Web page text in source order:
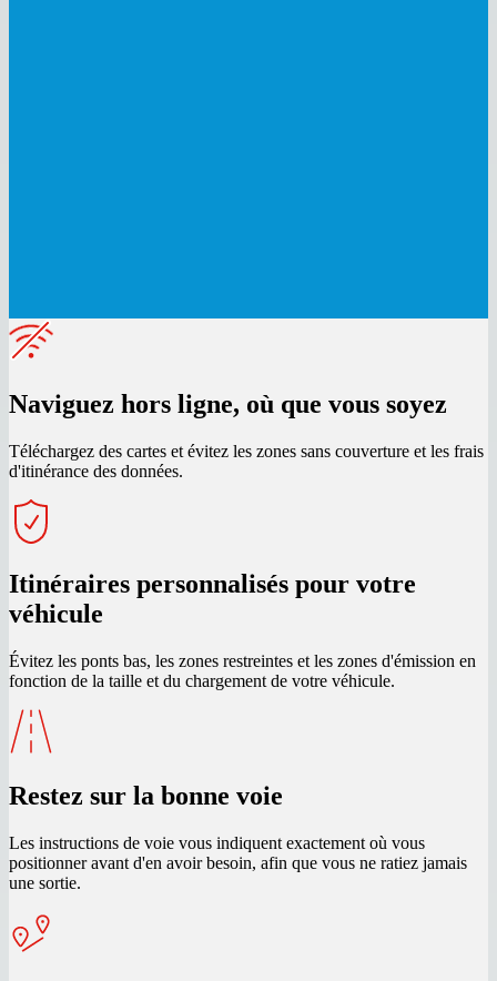
Naviguez hors ligne, où que vous soyez
Téléchargez des cartes et évitez les zones sans couverture et les frais
d'itinérance des données.
Itinéraires personnalisés pour votre
véhicule
Évitez les ponts bas, les zones restreintes et les zones d'émission en
fonction de la taille et du chargement de votre véhicule.
Restez sur la bonne voie
Les instructions de voie vous indiquent exactement où vous
positionner avant d'en avoir besoin, afin que vous ne ratiez jamais
une sortie.